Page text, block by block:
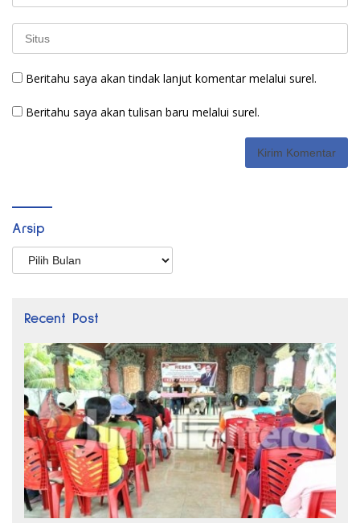
Beritahu saya akan tindak lanjut komentar melalui surel.
Beritahu saya akan tulisan baru melalui surel.
Arsip
Arsip
Recent Post